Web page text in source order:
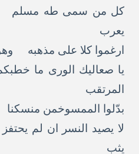
كل من سمى طه مسلم
يعرب
ارغموا كلا على مذهبه
يا صعاليك الورى ما
المرتقب
بدّلوا الممسوخمن
لا يصيد النسر ان لم
يثب